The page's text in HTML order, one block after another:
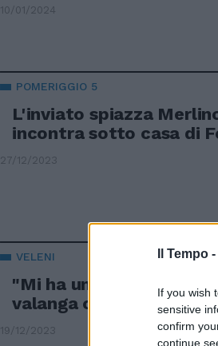
Il Tempo -
If you wish
sensitive
confirm
continue
10/01/2024
POMERIGGIO 5
L'inviato spiazza
incontra sotto casa di
27/12/2023
VELENI
"Mi ha umiliata".
valanga contro Elodie
19/12/2023